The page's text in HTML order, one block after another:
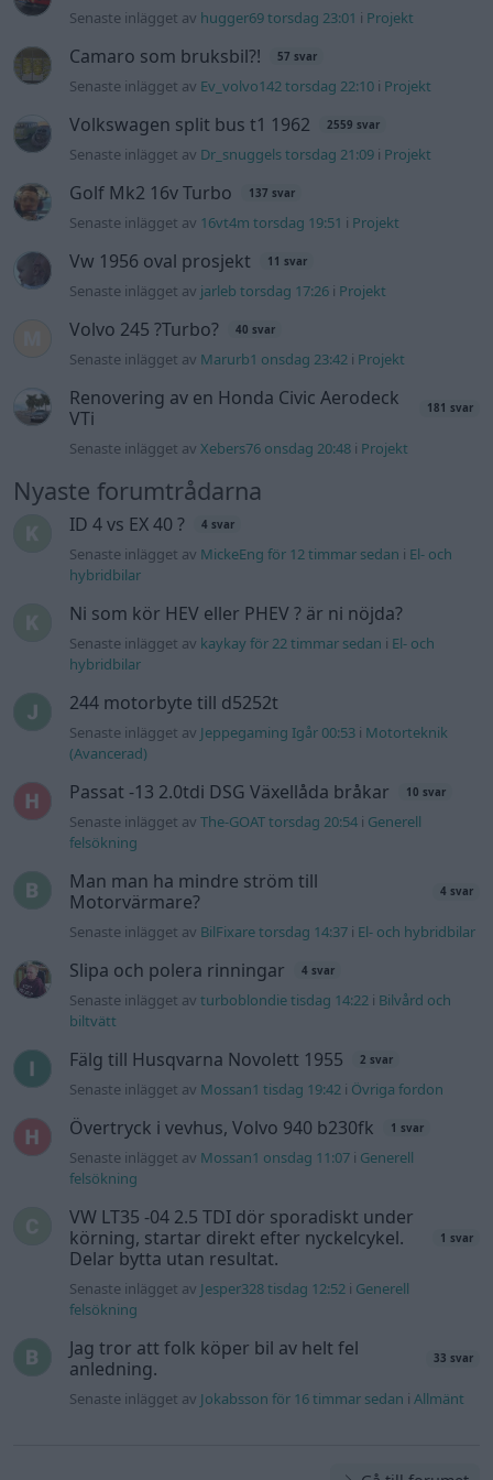
Senaste inlägget av hugger69 torsdag 23:01 i Projekt
Camaro som bruksbil?! 57 svar
Senaste inlägget av Ev_volvo142 torsdag 22:10 i Projekt
Volkswagen split bus t1 1962 2559 svar
Senaste inlägget av Dr_snuggels torsdag 21:09 i Projekt
Golf Mk2 16v Turbo 137 svar
Senaste inlägget av 16vt4m torsdag 19:51 i Projekt
Vw 1956 oval prosjekt 11 svar
Senaste inlägget av jarleb torsdag 17:26 i Projekt
Volvo 245 ?Turbo? 40 svar
Senaste inlägget av Marurb1 onsdag 23:42 i Projekt
Renovering av en Honda Civic Aerodeck
VTi
181 svar
Senaste inlägget avXebers76 onsdag 20:48 i Projekt
Nyaste forumtrådarna
ID 4 vs EX 40 ? 4 svar
Senaste inlägget av MickeEng för 12 timmar sedan i El- och
hybridbilar
Ni som kör HEV eller PHEV ? är ni nöjda?
Senaste inlägget av kaykay för 22 timmar sedan i El- och
hybridbilar
244 motorbyte till d5252t
Senaste inlägget av Jeppegaming Igår 00:53 i Motorteknik
(Avancerad)
Passat -13 2.0tdi DSG Växellåda bråkar 10 svar
Senaste inlägget avThe-GOAT torsdag 20:54 i Generell
felsökning
Man man ha mindre ström till
Motorvärmare?
4 svar
Senaste inlägget av BilFixare torsdag 14:37 i El- och hybridbilar
Slipa och polera rinningar 4 svar
Senaste inlägget avturboblondie tisdag 14:22 i Bilvård och
biltvätt
Fälg till Husqvarna Novolett 1955 2 svar
Senaste inlägget av Mossan1 tisdag 19:42 i Övriga fordon
Övertryck i vevhus, Volvo 940 b230fk 1 svar
Senaste inlägget av Mossan1 onsdag 11:07 i Generell
felsökning
VW LT35 -04 2.5 TDI dör sporadiskt under
körning, startar direkt efter nyckelcykel.
Delar bytta utan resultat.
1 svar
Senaste inlägget av Jesper328 tisdag 12:52 i Generell
felsökning
Jag tror att folk köper bil av helt fel
anledning.
33 svar
Senaste inlägget av Jokabsson för 16 timmar sedan i Allmänt